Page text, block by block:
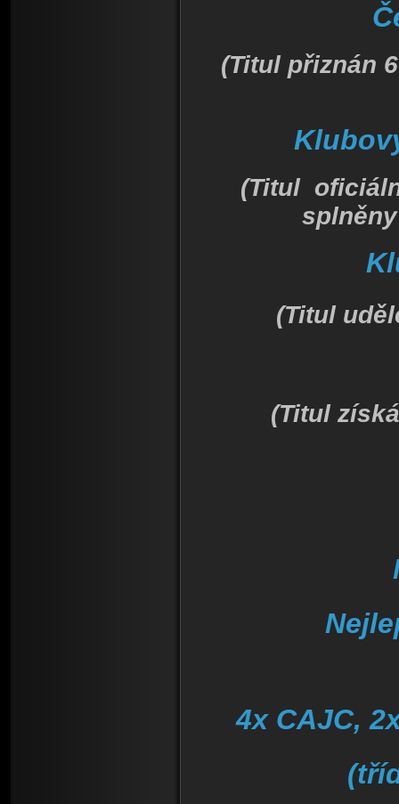
(Titul přiznán
(Titul
(Titul
(Titul
4x CAJC,